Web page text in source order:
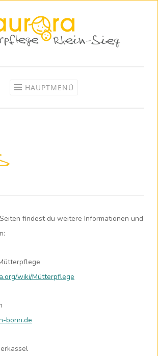
HAUPTMENÜ
findest du weitere Informationen und
wiki/Mütterpflege
bonn.de